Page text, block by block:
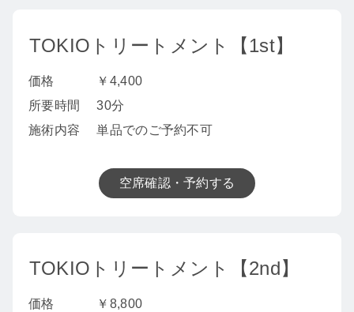
TOKIOトリートメント【1st】
価格
￥4,400
所要時間
30分
施術内容
単品でのご予約不可
空席確認・予約する
TOKIOトリートメント【2nd】
価格
￥8,800